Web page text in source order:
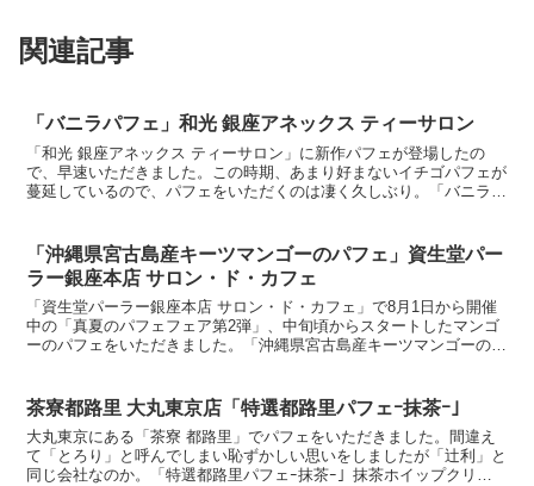
関連記事
「バニラパフェ」和光 銀座アネックス ティーサロン
「和光 銀座アネックス ティーサロン」に新作パフェが登場したの
で、早速いただきました。この時期、あまり好まないイチゴパフェが
蔓延しているので、パフェをいただくのは凄く久しぶり。「バニラパ
「沖縄県宮古島産キーツマンゴーのパフェ」資生堂パー
ラー銀座本店 サロン・ド・カフェ
「資生堂パーラー銀座本店 サロン・ド・カフェ」で8月1日から開催
中の「真夏のパフェフェア第2弾」、中旬頃からスタートしたマンゴ
ーのパフェをいただきました。「沖縄県宮古島産キーツマンゴーのパ
茶寮都路里 大丸東京店「特選都路里パフェｰ抹茶ｰ」
大丸東京にある「茶寮 都路里」でパフェをいただきました。間違え
て「とろり」と呼んでしまい恥ずかしい思いをしましたが「辻利」と
同じ会社なのか。「特選都路里パフェｰ抹茶ｰ」抹茶ホイップクリー